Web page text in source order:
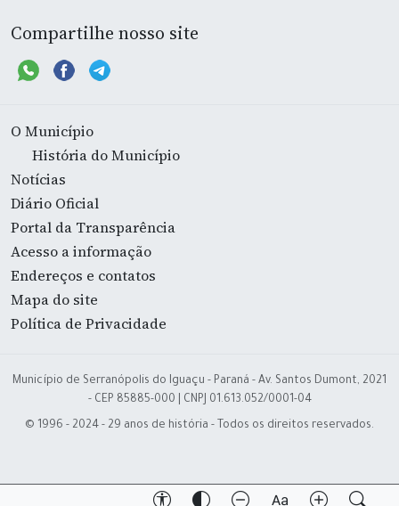
Compartilhe nosso site
O Município
História do Município
Notícias
Diário Oficial
Portal da Transparência
Acesso a informação
Endereços e contatos
Mapa do site
Política de Privacidade
Município de Serranópolis do Iguaçu - Paraná - Av. Santos Dumont, 2021
- CEP 85885-000 | CNPJ 01.613.052/0001-04
© 1996 - 2024 - 29 anos de história - Todos os direitos reservados.